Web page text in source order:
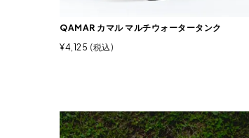
QAMAR カマル マルチウォータータンク
¥4,125 税込